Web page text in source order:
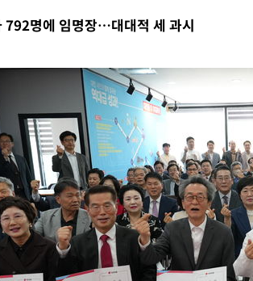
염 지속…강원동해안 최대 150㎜ 비
792명에 임명장…대대적 세 과시